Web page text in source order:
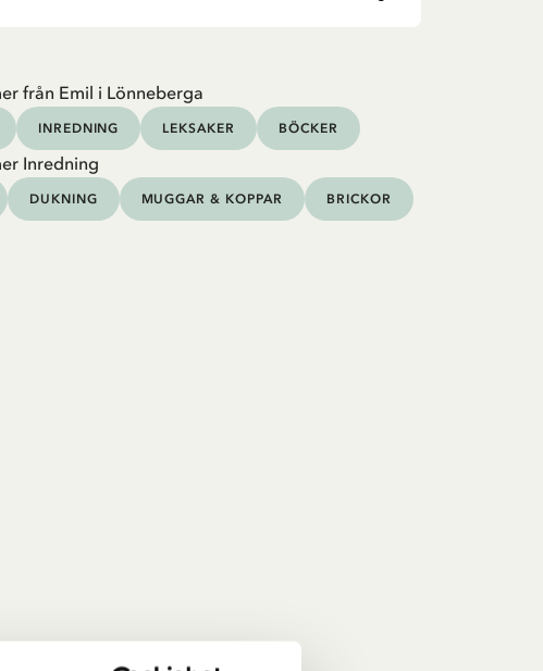
från Emil i Lönneberga
INREDNING LEKSAKER BÖCKER
Inredning
DUKNING MUGGAR & KOPPAR BRICKOR